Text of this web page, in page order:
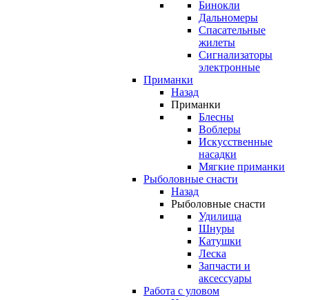
Бинокли
Дальномеры
Спасательные
жилеты
Сигнализаторы
электронные
Приманки
Назад
Приманки
Блесны
Воблеры
Искусственные
насадки
Мягкие приманки
Рыболовные снасти
Назад
Рыболовные снасти
Удилища
Шнуры
Катушки
Леска
Запчасти и
аксессуары
Работа с уловом